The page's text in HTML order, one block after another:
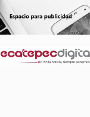
al
contenido